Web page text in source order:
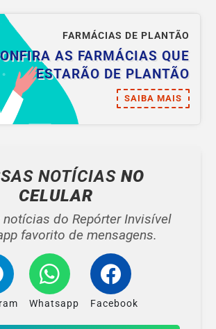
FARMÁCIAS DE PLANTÃO
AS FARMÁCIAS QUE
ESTARÃO DE PLANTÃO
SAIBA MAIS
NOTÍCIASNO
CELULAR
notícias do Repórter Invisível
favorito de mensagens.
Whatsapp Facebook